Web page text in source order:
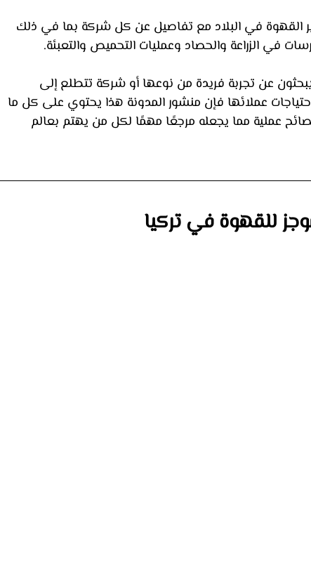
في البلاد مع تفاصيل عن كل شركة بما في ذلك
في الزراعة والحصاد وعمليات التحميص والتعبئة.
عن تجربة فريدة من نوعها أو شركة تتطلع إلى
عملائها فإن منشور المدونة هذا يحتوي على كل ما
عملية مما يجعله مرجعًا مهمًا لكل من يهتم بعالم
للقهوة في تركيا